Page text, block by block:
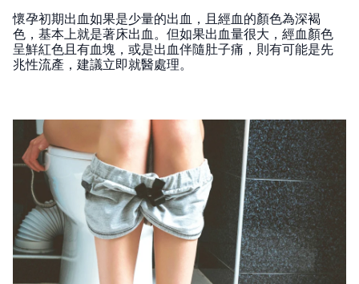
懷孕初期出血如果是少量的出血，且經血的顏色為深褐
色，基本上就是著床出血。但如果出血量很大，經血顏色
呈鮮紅色且有血塊，或是出血伴隨肚子痛，則有可能是先
兆性流產，建議立即就醫處理。